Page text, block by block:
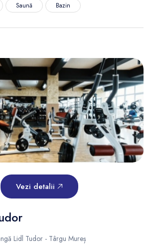
Saună Bazin
Vezi detalii
Lidl Tudor - Târgu Mureș